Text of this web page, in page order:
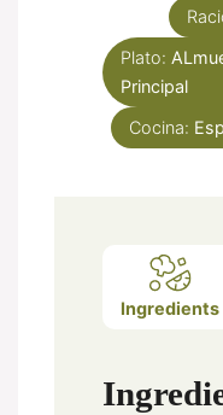
Plato:
Principal
Cocina:
Ingredients